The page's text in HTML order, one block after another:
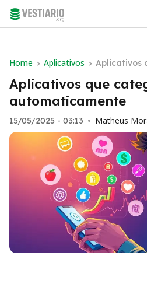
Home > Aplicativos > Aplicativos
Aplicativos que
automaticamente
15/05/2025 - 03:13 • Matheus